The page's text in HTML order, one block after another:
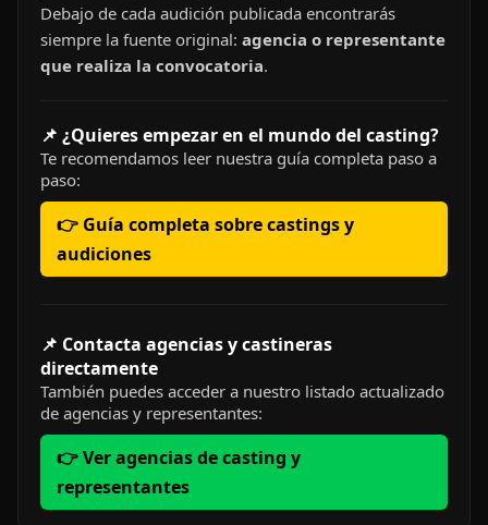
Debajo de cada audición publicada encontrarás
siempre la fuente original: agencia o representante
que realiza la convocatoria.
📌 ¿Quieres empezar en el mundo del casting?
Te recomendamos leer nuestra guía completa paso a
paso:
👉 Guía completa sobre castings y
audiciones
📌 Contacta agencias y castineras
directamente
También puedes acceder a nuestro listado actualizado
de agencias y representantes:
👉 Ver agencias de casting y
representantes